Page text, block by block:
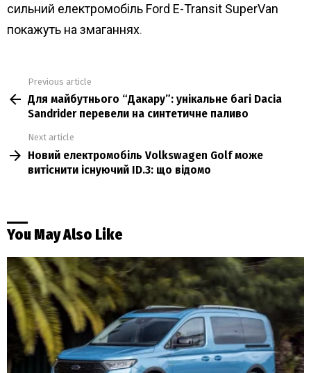
сильний електромобіль Ford E-Transit SuperVan
покажуть на змаганнях.
more
Previous article
Для майбутнього “Дакару”: унікальне багі Dacia
Sandrider перевели на синтетичне паливо
Next article
Новий електромобіль Volkswagen Golf може
витіснити існуючий ID.3: що відомо
You May Also Like